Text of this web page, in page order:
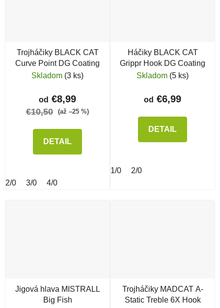
Trojháčiky BLACK CAT
Curve Point DG Coating
Skladom (3 ks)
od €8,99
€10,50 (až –25 %)
DETAIL
2/0 3/0 4/0
Háčiky BLACK CAT
Grippr Hook DG Coating
Skladom (5 ks)
od €6,99
DETAIL
1/0 2/0
Jigová hlava MISTRALL
Big Fish
Trojháčiky MADCAT A-
Static Treble 6X Hook